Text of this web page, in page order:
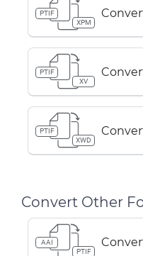
PTIF
XPM
PTIF
XV
PTIF
XWD
Convert Other
AAI
PTIF